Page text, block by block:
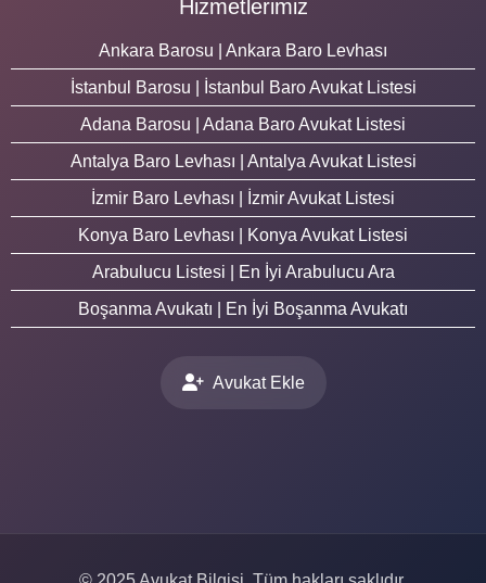
Hizmetlerimiz
Ankara Barosu | Ankara Baro Levhası
İstanbul Barosu | İstanbul Baro Avukat Listesi
Adana Barosu | Adana Baro Avukat Listesi
Antalya Baro Levhası | Antalya Avukat Listesi
İzmir Baro Levhası | İzmir Avukat Listesi
Konya Baro Levhası | Konya Avukat Listesi
Arabulucu Listesi | En İyi Arabulucu Ara
Boşanma Avukatı | En İyi Boşanma Avukatı
Avukat Ekle